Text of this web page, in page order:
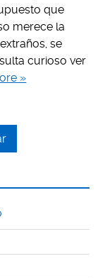
que
merece la
se
curioso ver
»